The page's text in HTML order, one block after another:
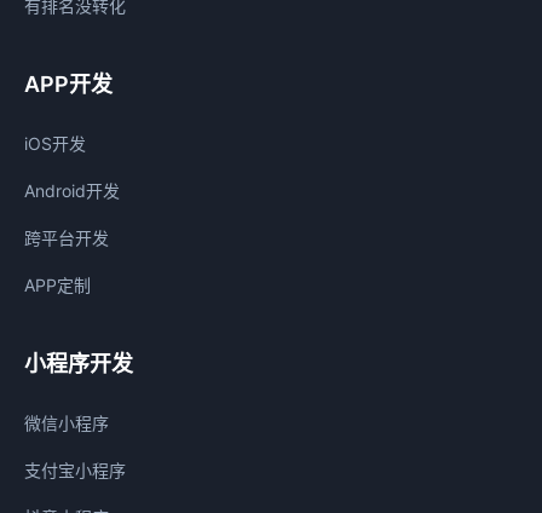
有排名没转化
APP开发
iOS开发
Android开发
跨平台开发
APP定制
小程序开发
微信小程序
支付宝小程序